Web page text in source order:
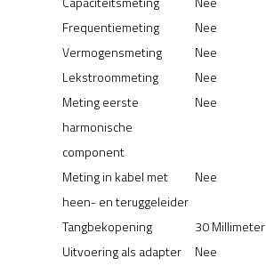
Frequentiemeting
Nee
Vermogensmeting
Nee
Lekstroommeting
Nee
Meting eerste
harmonische
component
Nee
Meting in kabel met
heen- en teruggeleider
Nee
Tangbekopening
30 Millimeter
Uitvoering als adapter
Nee